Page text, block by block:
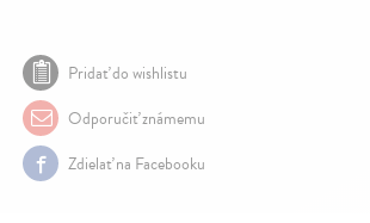
Pridať do wishlistu
Odporučiť známemu
Zdielať na Facebooku